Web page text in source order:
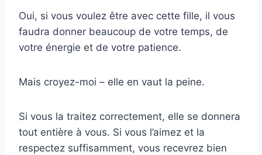
Oui, si vous voulez être avec cette fille, il vous
faudra donner beaucoup de votre temps, de
votre énergie et de votre patience.
Mais croyez-moi – elle en vaut la peine.
Si vous la traitez correctement, elle se donnera
tout entière à vous. Si vous l’aimez et la
respectez suffisamment, vous recevrez bien